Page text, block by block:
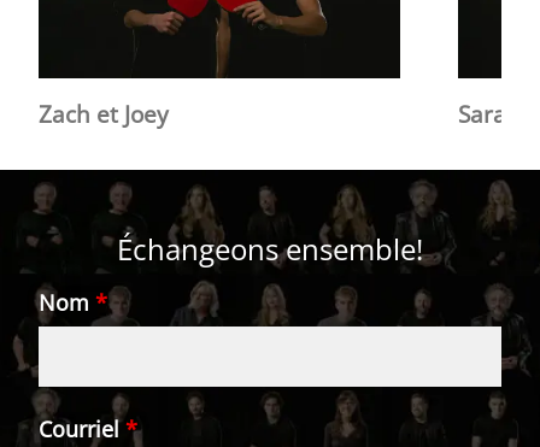
Zach et Joey Sarah
Échangeons ensemble!
Nom *
Courriel*